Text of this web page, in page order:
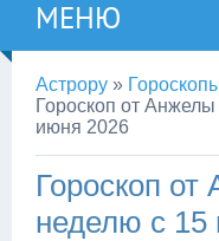
МЕНЮ
Астрору »
Гороскоп от
июня 2026
Гороскоп
неделю с 15